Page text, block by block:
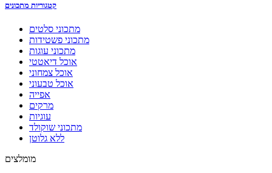
קטגוריות מתכונים
מתכוני סלטים
מתכוני פשטידות
מתכוני עוגות
אוכל דיאטטי
אוכל צמחוני
אוכל טבעוני
אפייה
מרקים
עוגיות
מתכוני שוקולד
ללא גלוטן
מומלצים